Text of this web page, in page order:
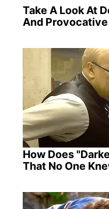
Take A Look At
And
How Does
That No One